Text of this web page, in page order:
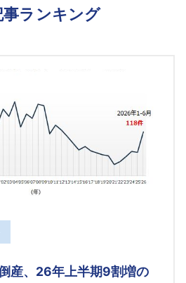
事ランキング
産、26年上半期9割増の